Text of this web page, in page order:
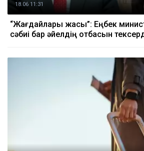
18.06 11:31
“Жағдайлары жақсы”: Еңбек
сәбиі бар әйелдің отбасын